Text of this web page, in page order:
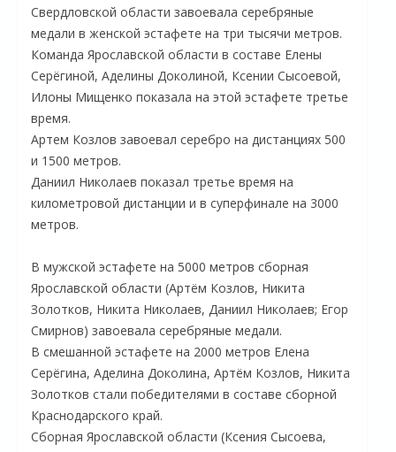
Свердловской области завоевала серебряные
медали в женской эстафете на три тысячи метров.
Команда Ярославской области в составе Елены
Серёгиной, Аделины Доколиной, Ксении Сысоевой,
Илоны Мищенко показала на этой эстафете третье
время.
Артем Козлов завоевал серебро на дистанциях 500
и 1500 метров.
Даниил Николаев показал третье время на
километровой дистанции и в суперфинале на 3000
метров.
В мужской эстафете на 5000 метров сборная
Ярославской области (Артём Козлов, Никита
Золотков, Никита Николаев, Даниил Николаев; Егор
Смирнов) завоевала серебряные медали.
В смешанной эстафете на 2000 метров Елена
Серёгина, Аделина Доколина, Артём Козлов, Никита
Золотков стали победителями в составе сборной
Краснодарского край.
Сборная Ярославской области (Ксения Сысоева,